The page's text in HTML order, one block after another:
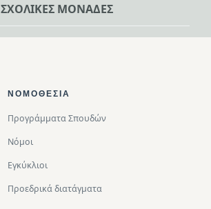
ΣΧΟΛΙΚΕΣ ΜΟΝΑΔΕΣ
ΝΟΜΟΘΕΣΊΑ
Προγράμματα Σπουδών
Νόμοι
Εγκύκλιοι
Προεδρικά διατάγματα